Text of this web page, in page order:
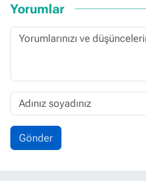
Yorumlar
Gönder